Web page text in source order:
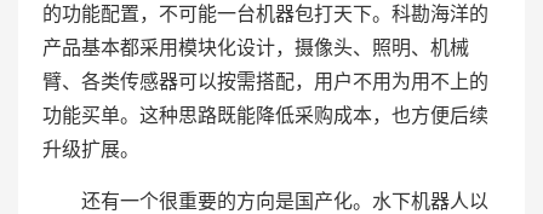
的功能配置，不可能一台机器包打天下。科勘海洋的
产品基本都采用模块化设计，摄像头、照明、机械
臂、各类传感器可以按需搭配，用户不用为用不上的
功能买单。这种思路既能降低采购成本，也方便后续
升级扩展。
还有一个很重要的方向是国产化。水下机器人以